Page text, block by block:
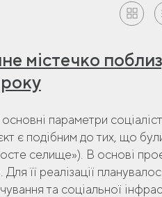
містечко
параметри
є подібним до тих, що
селище»). В основі
Для її реалізації
та соціальної